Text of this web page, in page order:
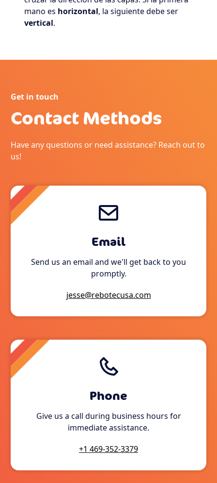
mano es horizontal, la siguiente debe ser
vertical.
Get in touch
Contact Methods
Have any questions or need assistance? Reach out to
us!
Email
Send us an email and we'll get back to you
promptly.
jesse@rebotecusa.com
Phone
Give us a call during business hours for
immediate assistance.
+1 469-352-3379